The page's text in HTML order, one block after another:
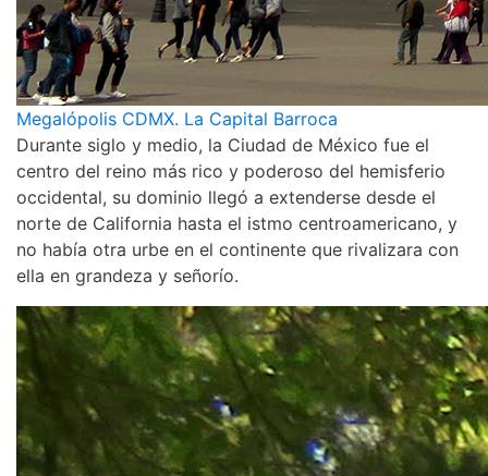
Megalópolis CDMX. La Capital Barroca
Durante siglo y medio, la Ciudad de México fue el
centro del reino más rico y poderoso del hemisferio
occidental, su dominio llegó a extenderse desde el
norte de California hasta el istmo centroamericano, y
no había otra urbe en el continente que rivalizara con
ella en grandeza y señorío.